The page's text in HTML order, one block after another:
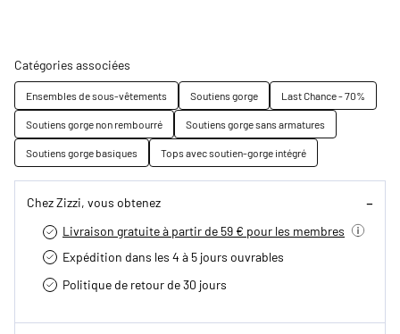
Catégories associées
Ensembles de sous-vêtements Soutiens gorge
Last Chance - 70%
Soutiens gorge non rembourré
Soutiens gorge sans armatures
Soutiens gorge basiques
Tops avec soutien-gorge intégré
Chez Zizzi, vous obtenez
Livraison gratuite à partir de 59 € pour les membres
Expédition dans les 4 à 5 jours ouvrables
Politique de retour de 30 jours